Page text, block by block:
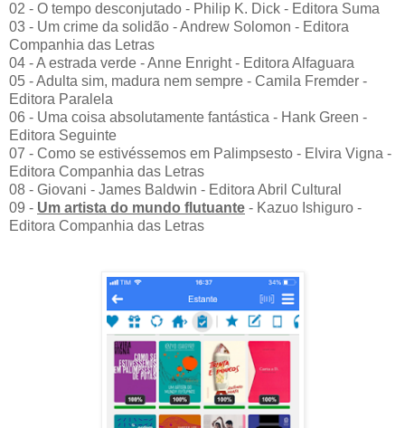
02 - O tempo desconjutado - Philip K. Dick - Editora Suma
03 - Um crime da solidão - Andrew Solomon - Editora
Companhia das Letras
04 - A estrada verde - Anne Enright - Editora Alfaguara
05 - Adulta sim, madura nem sempre - Camila Fremder -
Editora Paralela
06 - Uma coisa absolutamente fantástica - Hank Green -
Editora Seguinte
07 - Como se estivéssemos em Palimpsesto - Elvira Vigna -
Editora Companhia das Letras
08 - Giovani - James Baldwin - Editora Abril Cultural
09 - Um artista do mundo flutuante - Kazuo Ishiguro -
Editora Companhia das Letras